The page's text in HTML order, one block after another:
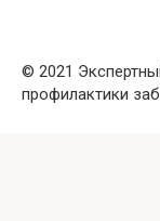
© 2021
профилактики